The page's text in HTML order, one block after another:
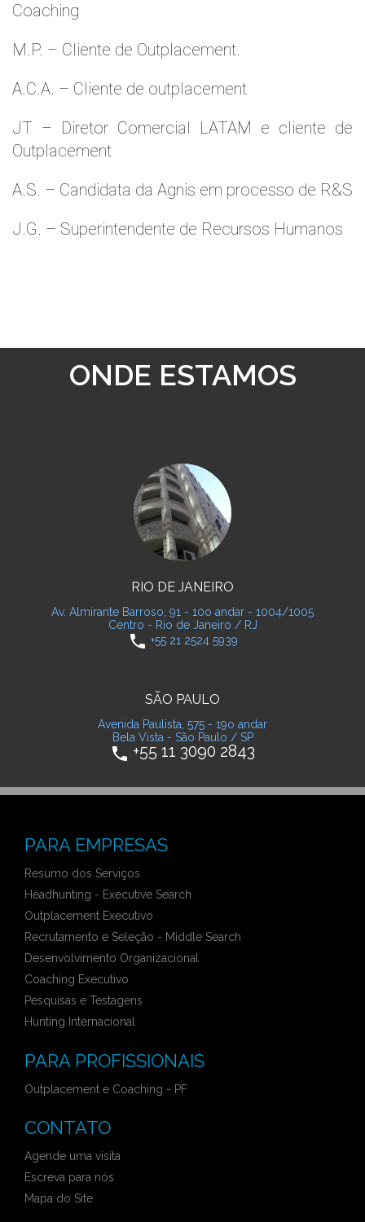
Coaching
M.P. – Cliente de Outplacement.
A.C.A. – Cliente de outplacement
JT – Diretor Comercial LATAM e cliente de
Outplacement
A.S. – Candidata da Agnis em processo de R&S
J.G. – Superintendente de Recursos Humanos
ONDE ESTAMOS
RIO DE JANEIRO
Av. Almirante Barroso, 91 - 10o andar - 1004/1005
Centro - Rio de Janeiro / RJ
phone +55 21 2524 5939
SÃO PAULO
Avenida Paulista, 575 - 19o andar
Bela Vista - São Paulo / SP
phone +55 11 3090 2843
PARA EMPRESAS
Resumo dos Serviços
Headhunting - Executive Search
Outplacement Executivo
Recrutamento e Seleção - Middle Search
Desenvolvimento Organizacional
Coaching Executivo
Pesquisas e Testagens
Hunting Internacional
PARA PROFISSIONAIS
Outplacement e Coaching - PF
CONTATO
Agende uma visita
Escreva para nós
Mapa do Site